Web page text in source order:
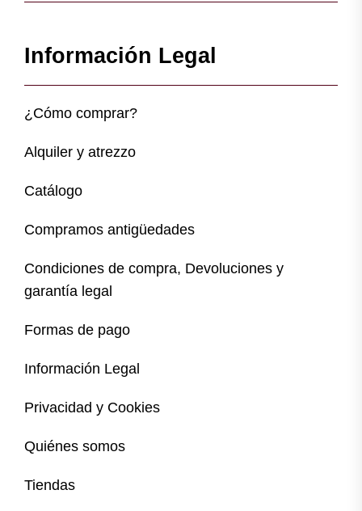
Información Legal
¿Cómo comprar?
Alquiler y atrezzo
Catálogo
Compramos antigüedades
Condiciones de compra, Devoluciones y
garantía legal
Formas de pago
Información Legal
Privacidad y Cookies
Quiénes somos
Tiendas